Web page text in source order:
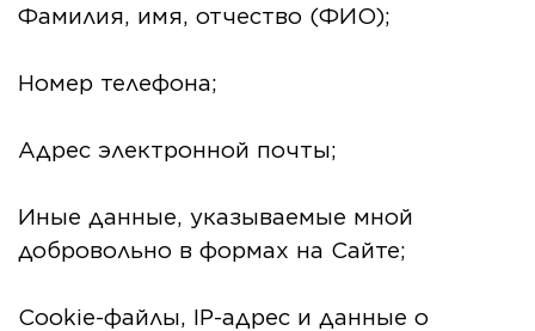
Фамилия, имя, отчество (ФИО);
Номер телефона;
Адрес электронной почты;
Иные данные, указываемые мной
добровольно в формах на Сайте;
Cookie-файлы, IP-адрес и данные о